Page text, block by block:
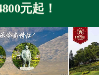
3D
新闻
元起！